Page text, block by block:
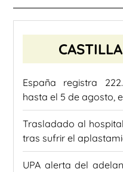
España registra
hasta el 5 de agosto,
Trasladado al
tras sufrir el
UPA alerta del